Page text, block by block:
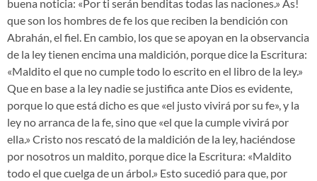
buena noticia: «Por ti serán benditas todas las naciones.» As!
que son los hombres de fe los que reciben la bendición con
Abrahán, el fiel. En cambio, los que se apoyan en la observancia
de la ley tienen encima una maldición, porque dice la Escritura:
«Maldito el que no cumple todo lo escrito en el libro de la ley.»
Que en base a la ley nadie se justifica ante Dios es evidente,
porque lo que está dicho es que «el justo vivirá por su fe», y la
ley no arranca de la fe, sino que «el que la cumple vivirá por
ella.» Cristo nos rescató de la maldición de la ley, haciéndose
por nosotros un maldito, porque dice la Escritura: «Maldito
todo el que cuelga de un árbol.» Esto sucedió para que, por